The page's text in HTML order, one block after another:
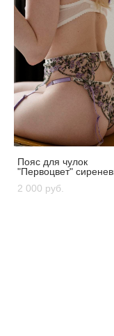
Пояс для чулок
"Первоцвет"
2 000 pуб.